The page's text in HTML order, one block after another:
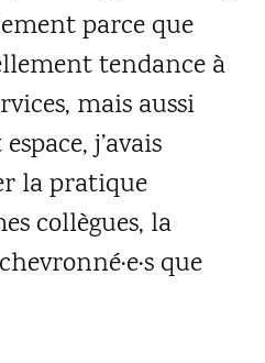
parce que
tendance à
mais aussi
j’avais
la pratique
collègues, la
que